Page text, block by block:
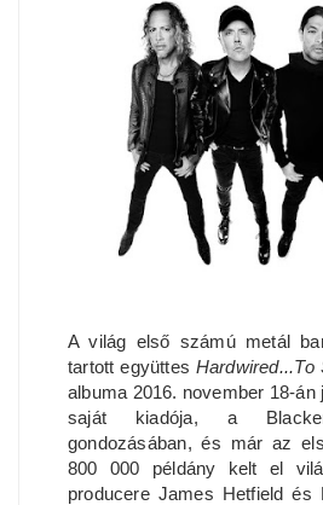
A világ első számú metál
tartott együttes Hardwired...To
albuma 2016. november 18-án
saját kiadója, a
gondozásában, és már az
800 000 példány kelt el
producere James Hetfield és